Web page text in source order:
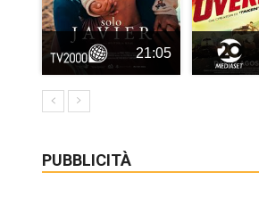
21:05
PUBBLICITÀ